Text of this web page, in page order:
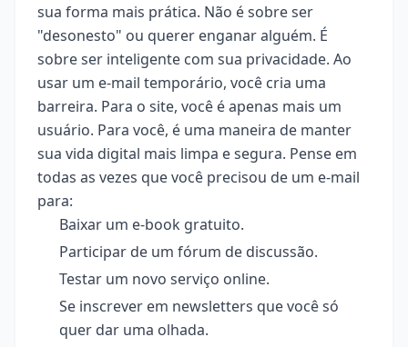
sua forma mais prática. Não é sobre ser
"desonesto" ou querer enganar alguém. É
sobre ser inteligente com sua privacidade. Ao
usar um e-mail temporário, você cria uma
barreira. Para o site, você é apenas mais um
usuário. Para você, é uma maneira de manter
sua vida digital mais limpa e segura. Pense em
todas as vezes que você precisou de um e-mail
para:
Baixar um e-book gratuito.
Participar de um fórum de discussão.
Testar um novo serviço online.
Se inscrever em newsletters que você só
quer dar uma olhada.